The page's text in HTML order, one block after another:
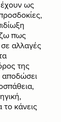
ως
πως
αλλαγές
της
αποδώσει
το κάνεις